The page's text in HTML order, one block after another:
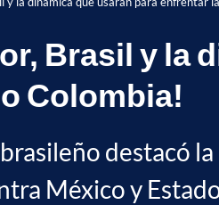
Brasil y la
Colombia!
destacó
México y